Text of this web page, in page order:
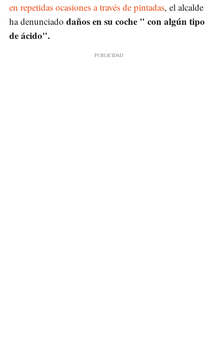
en repetidas ocasiones a través de pintadas, el alcalde
ha denunciado daños en su coche " con algún tipo
de ácido".